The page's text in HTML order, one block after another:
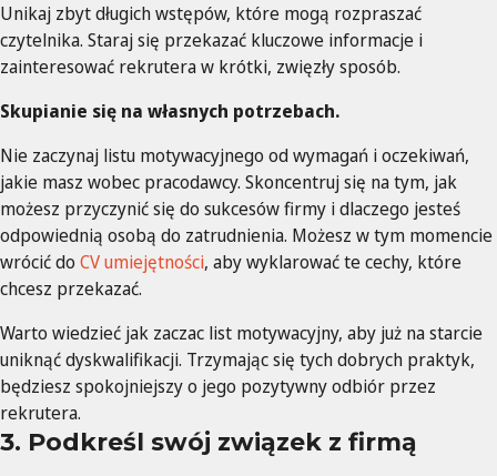
Unikaj zbyt długich wstępów, które mogą rozpraszać
czytelnika. Staraj się przekazać kluczowe informacje i
zainteresować rekrutera w krótki, zwięzły sposób.
Skupianie się na własnych potrzebach.
Nie zaczynaj listu motywacyjnego od wymagań i oczekiwań,
jakie masz wobec pracodawcy. Skoncentruj się na tym, jak
możesz przyczynić się do sukcesów firmy i dlaczego jesteś
odpowiednią osobą do zatrudnienia. Możesz w tym momencie
wrócić do CV umiejętności, aby wyklarować te cechy, które
chcesz przekazać.
Warto wiedzieć jak zaczac list motywacyjny, aby już na starcie
uniknąć dyskwalifikacji. Trzymając się tych dobrych praktyk,
będziesz spokojniejszy o jego pozytywny odbiór przez
rekrutera.
3. Podkreśl swój związek z firmą